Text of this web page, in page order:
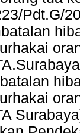
Pdt.G/